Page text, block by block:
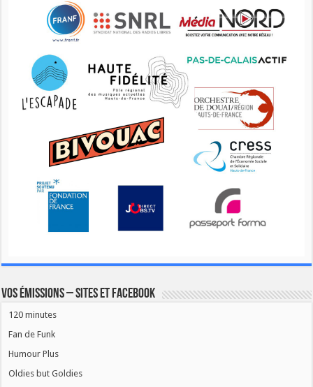
Vos émissions – Sites et Facebook
120 minutes
Fan de Funk
Humour Plus
Oldies but Goldies